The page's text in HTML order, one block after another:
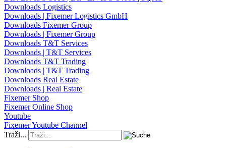
Downloads Logistics
Downloads | Fixemer Logistics GmbH
Downloads Fixemer Group
Downloads | Fixemer Group
Downloads T&T Services
Downloads | T&T Services
Downloads T&T Trading
Downloads | T&T Trading
Downloads Real Estate
Downloads | Real Estate
Fixemer Shop
Fixemer Online Shop
Youtube
Fixemer Youtube Channel
Traži...